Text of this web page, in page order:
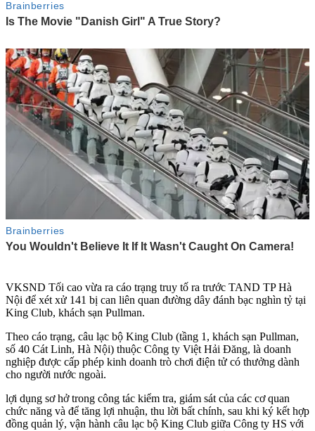
VKSND Tối cao vừa ra cáo trạng truy tố ra trước TAND TP Hà
Nội để xét xử 141 bị can liên quan đường dây đánh bạc nghìn tỷ tại
King Club, khách sạn Pullman.
Theo cáo trạng, câu lạc bộ King Club (tầng 1, khách sạn Pullman,
số 40 Cát Linh, Hà Nội) thuộc Công ty Việt Hải Đăng, là doanh
nghiệp được cấp phép kinh doanh trò chơi điện tử có thưởng dành
cho người nước ngoài.
lợi dụng sơ hở trong công tác kiểm tra, giám sát của các cơ quan
chức năng và để tăng lợi nhuận, thu lời bất chính, sau khi ký kết hợp
đồng quản lý, vận hành câu lạc bộ King Club giữa Công ty HS với